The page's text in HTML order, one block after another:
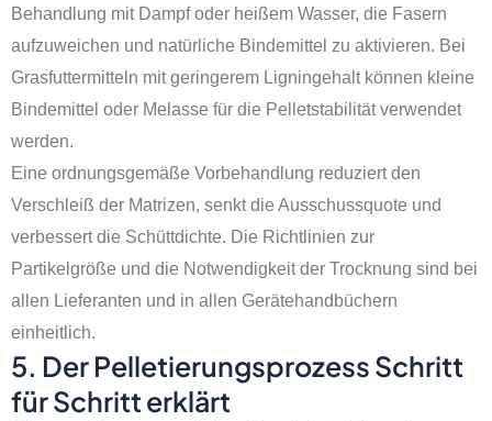
Behandlung mit Dampf oder heißem Wasser, die Fasern
aufzuweichen und natürliche Bindemittel zu aktivieren. Bei
Grasfuttermitteln mit geringerem Ligningehalt können kleine
Bindemittel oder Melasse für die Pelletstabilität verwendet
werden.
Eine ordnungsgemäße Vorbehandlung reduziert den
Verschleiß der Matrizen, senkt die Ausschussquote und
verbessert die Schüttdichte. Die Richtlinien zur
Partikelgröße und die Notwendigkeit der Trocknung sind bei
allen Lieferanten und in allen Gerätehandbüchern
einheitlich.
5. Der Pelletierungsprozess Schritt
für Schritt erklärt